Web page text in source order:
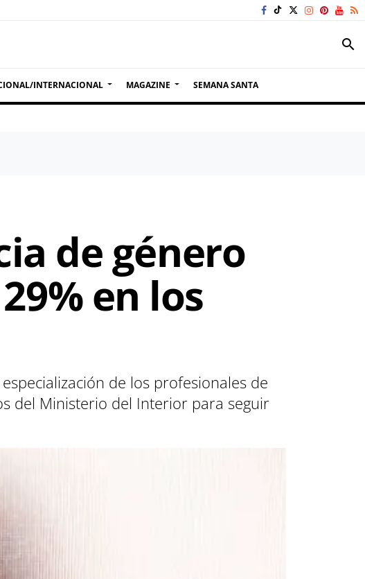
search
INTERNACIONAL MAGAZINE SEMANA SANTA
de género
en los
de los profesionales de
del Ministerio del Interior para seguir